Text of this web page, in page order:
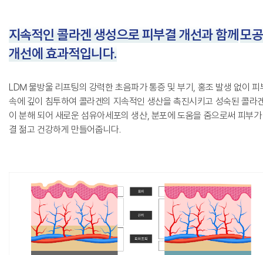
지속적인 콜라겐 생성으로 피부결 개선과 함께 모공
개선에 효과적입니다.
LDM 물방울 리프팅의 강력한 초음파가 통증 및 부기, 홍조 발생 없이 피
속에 깊이 침투하여 콜라겐의 지속적인 생산을 촉진시키고 성숙된 콜라
이 분해 되어 새로운 섬유아세포의 생산, 분포에 도움을 줌으로써 피부
결 젊고 건강하게 만들어줍니다.